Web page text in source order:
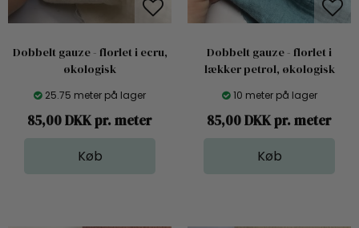
Dobbelt gauze - florlet i ecru,
økologisk
25.75 meter på lager
85,00 DKK pr. meter
Dobbelt gauze - florlet i
lækker petrol, økologisk
10 meter på lager
85,00 DKK pr. meter